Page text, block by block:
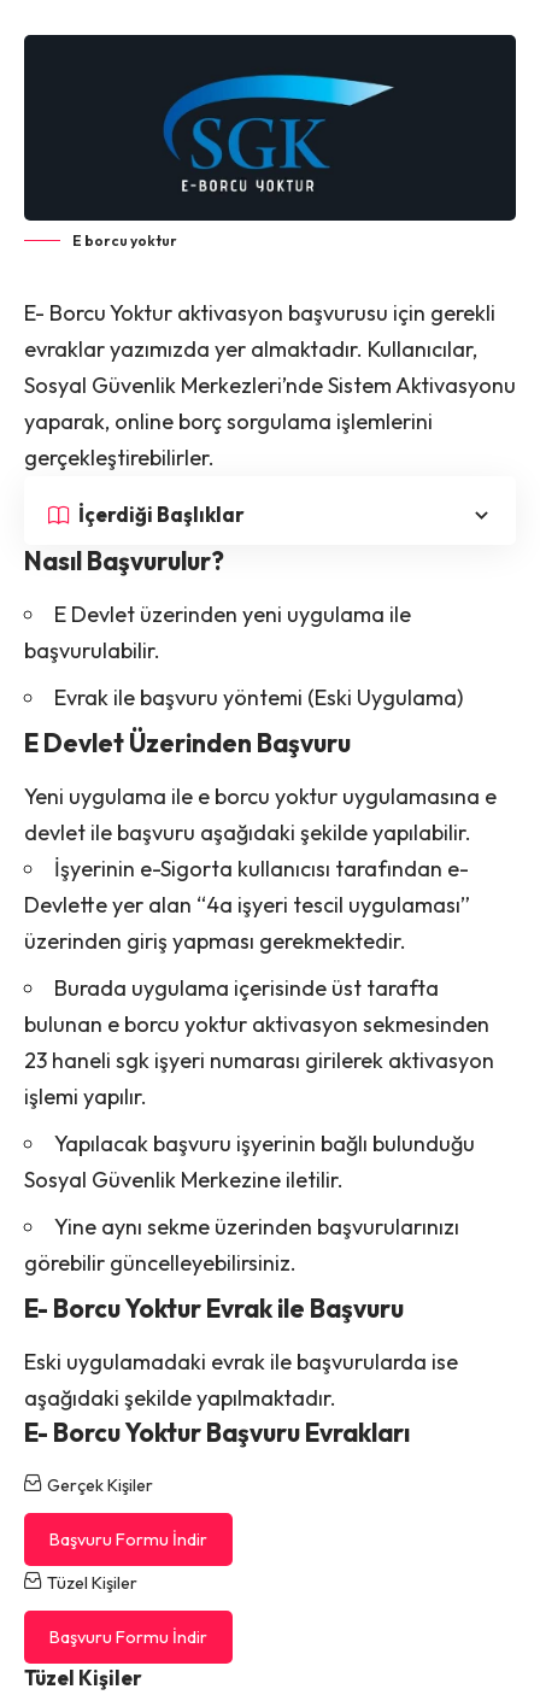
E borcu yoktur
E- Borcu Yoktur aktivasyon başvurusu için gerekli
evraklar yazımızda yer almaktadır. Kullanıcılar,
Sosyal Güvenlik Merkezleri’nde Sistem Aktivasyonu
yaparak, online borç sorgulama işlemlerini
gerçekleştirebilirler.
İçerdiği Başlıklar
Nasıl Başvurulur?
E Devlet üzerinden yeni uygulama ile
başvurulabilir.
Evrak ile başvuru yöntemi (Eski Uygulama)
E Devlet Üzerinden Başvuru
Yeni uygulama ile e borcu yoktur uygulamasına e
devlet ile başvuru aşağıdaki şekilde yapılabilir.
İşyerinin e-Sigorta kullanıcısı tarafından e-
Devlette yer alan “4a işyeri tescil uygulaması”
üzerinden giriş yapması gerekmektedir.
Burada uygulama içerisinde üst tarafta
bulunan e borcu yoktur aktivasyon sekmesinden
23 haneli sgk işyeri numarası girilerek aktivasyon
işlemi yapılır.
Yapılacak başvuru işyerinin bağlı bulunduğu
Sosyal Güvenlik Merkezine iletilir.
Yine aynı sekme üzerinden başvurularınızı
görebilir güncelleyebilirsiniz.
E- Borcu Yoktur Evrak ile Başvuru
Eski uygulamadaki evrak ile başvurularda ise
aşağıdaki şekilde yapılmaktadır.
E- Borcu Yoktur Başvuru Evrakları
Gerçek Kişiler
Başvuru Formu İndir
Tüzel Kişiler
Başvuru Formu İndir
Tüzel Kişiler